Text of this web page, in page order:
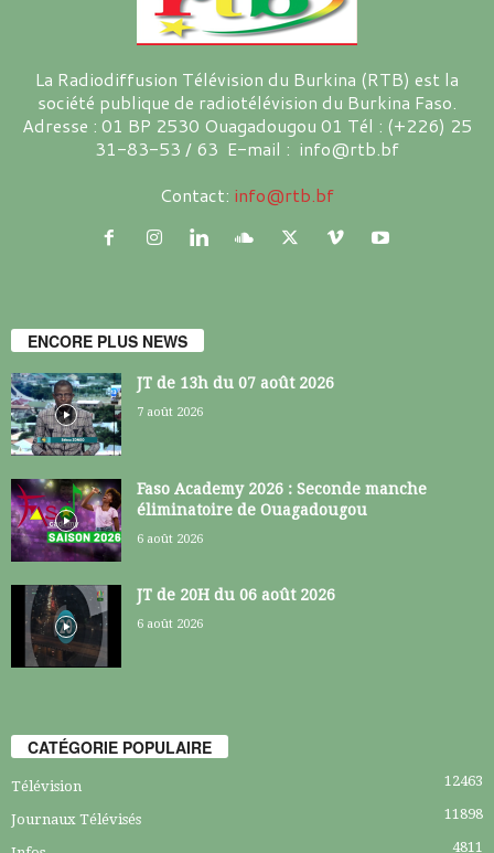
La Radiodiffusion Télévision du Burkina (RTB) est la
société publique de radiotélévision du Burkina Faso.
Adresse : 01 BP 2530 Ouagadougou 01 Tél : (+226) 25
31-83-53 / 63 E-mail : info@rtb.bf
Contact: info@rtb.bf
ENCORE PLUS NEWS
JT de 13h du 07 août 2026
7 août 2026
Faso Academy 2026 : Seconde manche
éliminatoire de Ouagadougou
6 août 2026
JT de 20H du 06 août 2026
6 août 2026
CATÉGORIE POPULAIRE
Télévision 12463
Journaux Télévisés 11898
4811